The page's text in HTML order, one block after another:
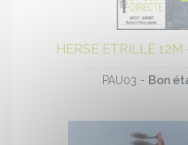
HERSE ETRILLE
PAU03 - Bon